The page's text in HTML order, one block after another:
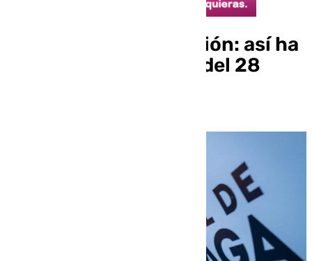
Luces, cámaras y acción: así ha
sido la inauguración del 28